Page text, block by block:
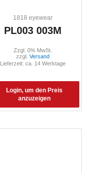
1818 eyewear
PL003 003M
Login, um den Preis
anzuzeigen
Zzgl. 0% MwSt.
zzgl. Versand
Lieferzeit: ca. 14 Werktage